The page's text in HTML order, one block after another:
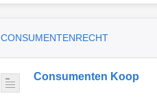
CONSUMENTENRECHT
Consumenten Koop